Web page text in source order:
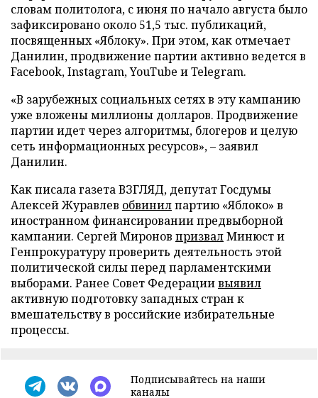
словам политолога, с июня по начало августа было
зафиксировано около 51,5 тыс. публикаций,
посвященных «Яблоку». При этом, как отмечает
Данилин, продвижение партии активно ведется в
Facebook, Instagram, YouTube и Telegram.
«В зарубежных социальных сетях в эту кампанию
уже вложены миллионы долларов. Продвижение
партии идет через алгоритмы, блогеров и целую
сеть информационных ресурсов», – заявил
Данилин.
Как писала газета ВЗГЛЯД, депутат Госдумы
Алексей Журавлев обвинилпартию «Яблоко» в
иностранном финансировании предвыборной
кампании. Сергей Миронов призвалМинюст и
Генпрокуратуру проверить деятельность этой
политической силы перед парламентскими
выборами. Ранее Совет Федерациивыявил
активную подготовку западных стран к
вмешательству в российские избирательные
процессы.
Подписывайтесь на наши
каналы